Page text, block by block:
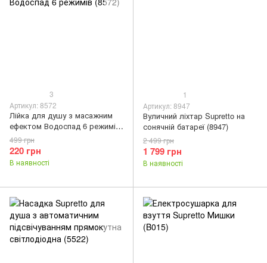
3
Артикул: 8572
Лійка для душу з масажним
ефектом Водоспад 6 режимів
(8572)
220 грн
499 грн
В наявності
1
Артикул: 8947
Вуличний ліхтар Supretto на
сонячній батареї (8947)
1 799 грн
2 499 грн
В наявності